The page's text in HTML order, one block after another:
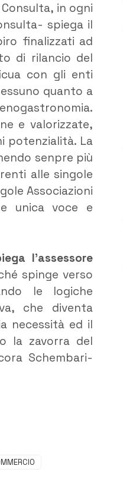
in ogni
spiega il
finalizzati ad
di rilancio del
con gli enti
quanto a
e valorizzate,
potenzialità. La
senpre più
alle singole
Associazioni
unica voce e
l’assessore
spinge verso
le logiche
che diventa
necessità ed il
la zavorra del
Schembari-